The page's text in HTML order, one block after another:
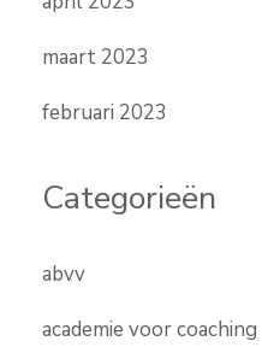
maart 2023
februari 2023
Categorieën
abvv
academie voor coaching